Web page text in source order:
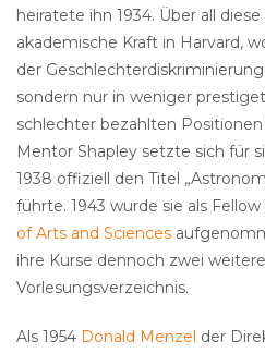
heiratete ihn 1934. Über all
akademische Kraft in Harvard,
der
sondern nur in weniger
schlechter bezahlten
Mentor Shapley setzte sich für
1938 offiziell den Titel
führte. 1943 wurde sie als
of Arts and Sciences
ihre Kurse dennoch zwei
Vorlesungsverzeichnis.
Als 1954 Donald Menzel der